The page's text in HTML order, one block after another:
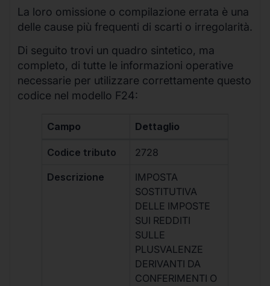
La loro omissione o compilazione errata è una
delle cause più frequenti di scarti o irregolarità.
Di seguito trovi un quadro sintetico, ma
completo, di tutte le informazioni operative
necessarie per utilizzare correttamente questo
codice nel modello F24:
Campo Dettaglio
Codice tributo 2728
Descrizione
IMPOSTA
SOSTITUTIVA
DELLE IMPOSTE
SUI REDDITI
SULLE
PLUSVALENZE
DERIVANTI DA
CONFERIMENTI O